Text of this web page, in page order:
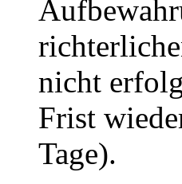
nicht
Frist
Tage).